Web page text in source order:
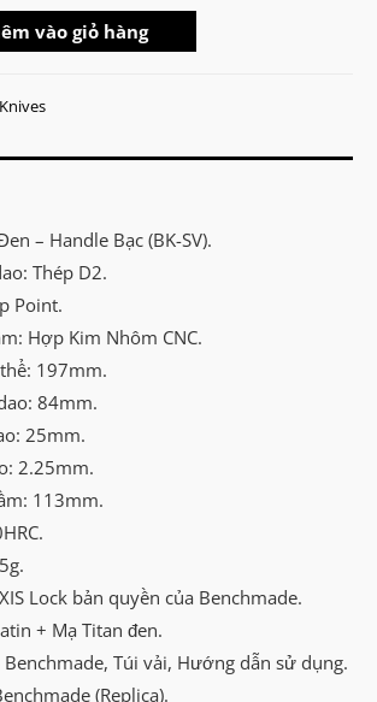
vào giỏ hàng
– Handle Bạc (BK-SV).
Thép D2.
Point.
Hợp Kim Nhôm CNC.
197mm.
84mm.
25mm.
2.25mm.
113mm.
Lock bản quyền của Benchmade.
+ Mạ Titan đen.
Túi vải, Hướng dẫn sử dụng.
(Replica).